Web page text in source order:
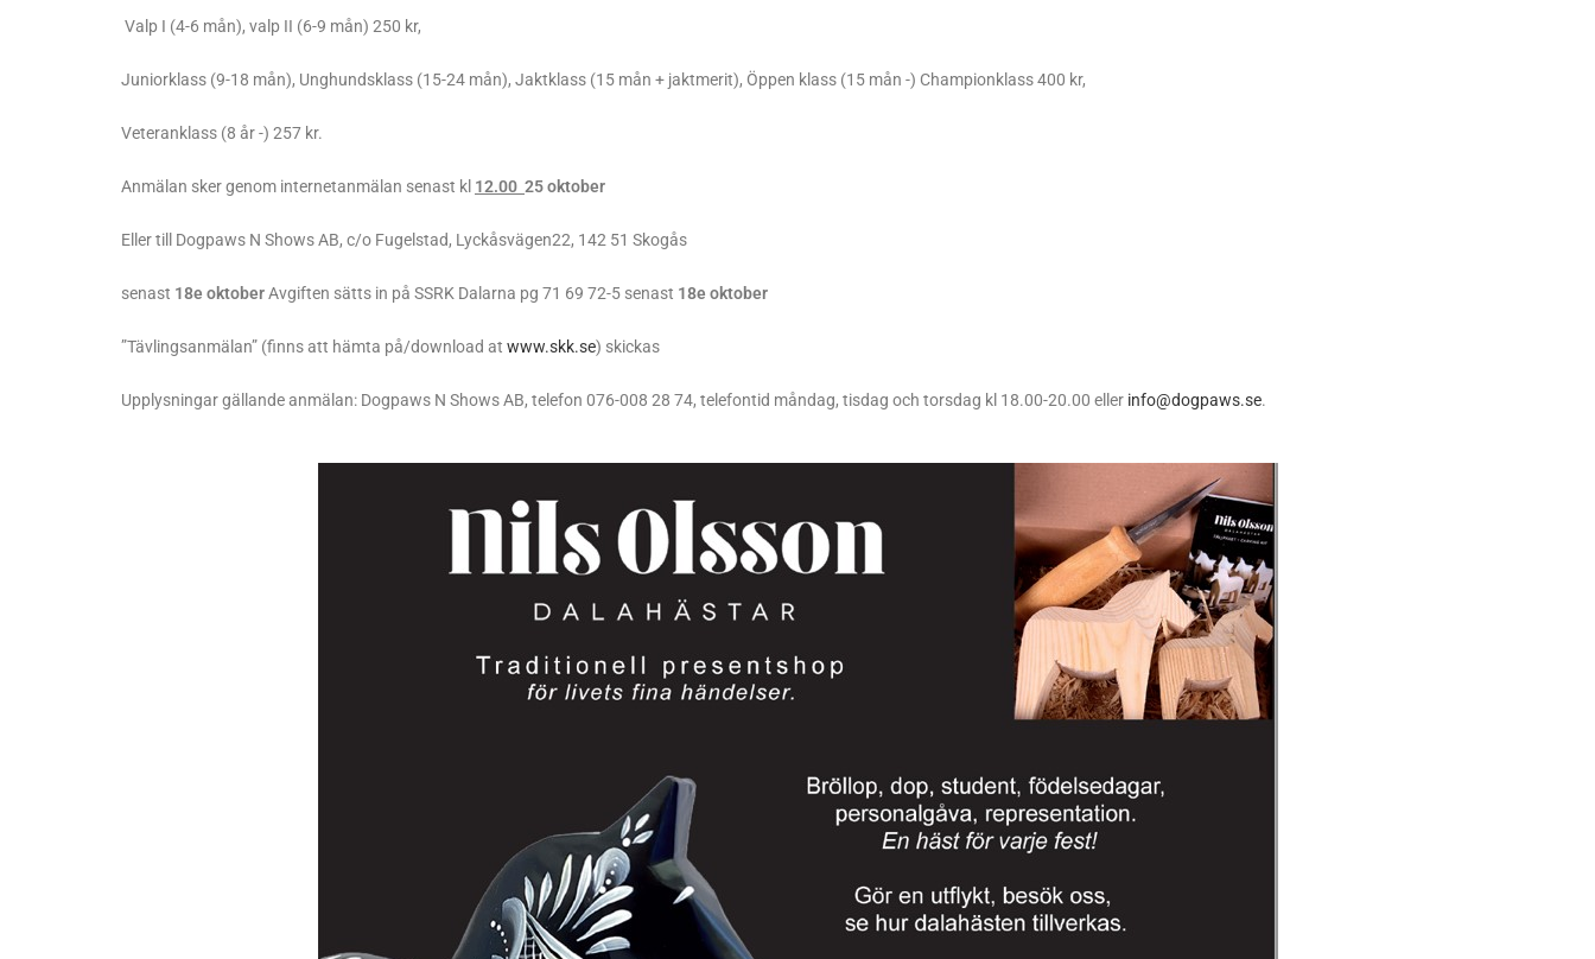
Valp I (4-6 mån), valp II (6-9 mån) 250 kr,
Juniorklass (9-18 mån), Unghundsklass (15-24 mån), Jaktklass (15 mån + jaktmerit), Öppen klass (15 mån -) Championklass 400 kr,
Veteranklass (8 år -) 257 kr.
Anmälan sker genom internetanmälan senast kl 12.00 25 oktober
Eller till Dogpaws N Shows AB, c/o Fugelstad, Lyckåsvägen22, 142 51 Skogås
senast 18e oktoberAvgiften sätts in på SSRK Dalarna pg 71 69 72-5 senast 18e oktober
”Tävlingsanmälan” (finns att hämta på/download at www.skk.se) skickas
Upplysningar gällande anmälan: Dogpaws N Shows AB, telefon 076-008 28 74, telefontid måndag, tisdag och torsdag kl 18.00-20.00 eller info@dogpaws.se.